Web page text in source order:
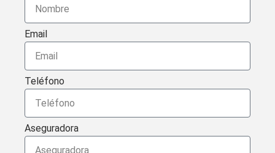
Email
Teléfono
Aseguradora